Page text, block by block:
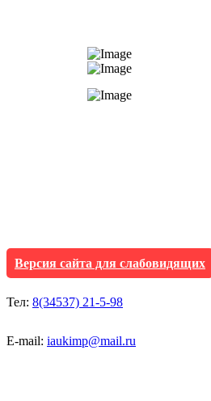
Версия сайта для слабовидящих
Тел: 8(34537) 21-5-98
E-mail: iaukimp@mail.ru